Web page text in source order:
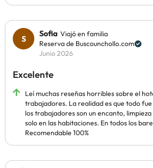
Sofia Viajó en familia
Reserva de Buscounchollo.com
Junio 2026
Excelente
Leí muchas reseñas horribles sobre el
trabajadores. La realidad es que todo
los trabajadores son un encanto,
solo en las habitaciones. En todos los
Recomendable 100%